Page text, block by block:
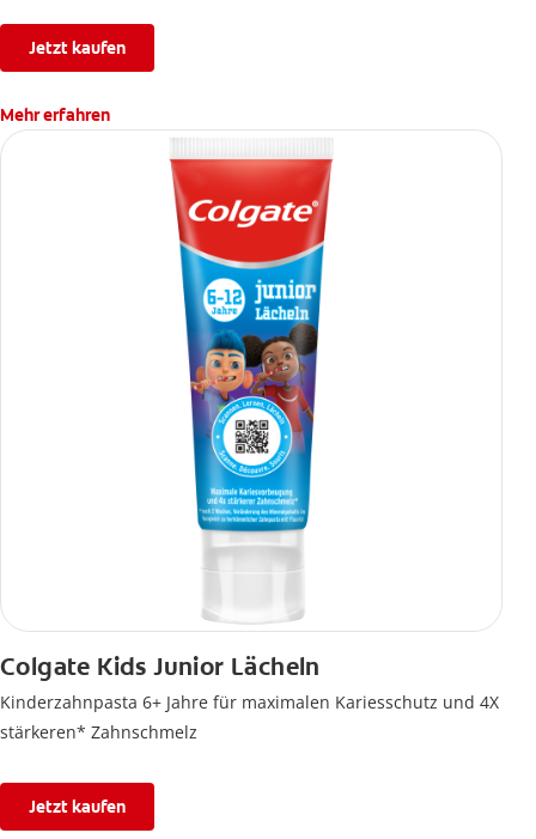
Jetzt kaufen
Mehr erfahren
Colgate Kids Junior Lächeln
Kinderzahnpasta 6+ Jahre für maximalen Kariesschutz und 4X
stärkeren* Zahnschmelz
Jetzt kaufen